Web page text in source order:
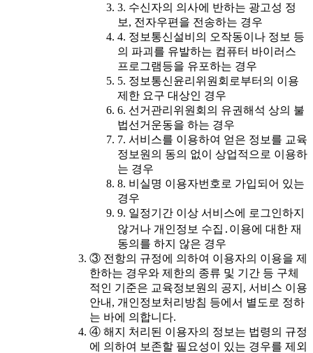
3. 수신자의 의사에 반하는 광고성 정
보, 전자우편을 전송하는 경우
4. 정보통신설비의 오작동이나 정보 등
의 파괴를 유발하는 컴퓨터 바이러스
프로그램등을 유포하는 경우
5. 정보통신윤리위원회로부터의 이용
제한 요구 대상인 경우
6. 선거관리위원회의 유권해석 상의 불
법선거운동을 하는 경우
7. 서비스를 이용하여 얻은 정보를 교육
정보원의 동의 없이 상업적으로 이용하
는 경우
8. 비실명 이용자번호로 가입되어 있는
경우
9. 일정기간 이상 서비스에 로그인하지
않거나 개인정보 수집․이용에 대한 재
동의를 하지 않은 경우
③ 전항의 규정에 의하여 이용자의 이용을 제
한하는 경우와 제한의 종류 및 기간 등 구체
적인 기준은 교육정보원의 공지, 서비스 이용
안내, 개인정보처리방침 등에서 별도로 정하
는 바에 의합니다.
④ 해지 처리된 이용자의 정보는 법령의 규정
에 의하여 보존할 필요성이 있는 경우를 제외